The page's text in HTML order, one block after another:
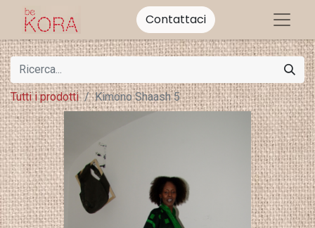
Contattaci
Tutti i prodotti Kimono Shaash 5